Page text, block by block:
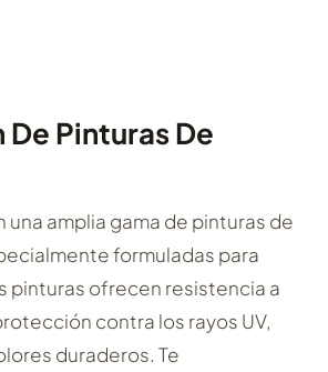
Pinturas De
una amplia gama de pinturas de
formuladas para
pinturas ofrecen resistencia a
contra los rayos UV,
duraderos. Te